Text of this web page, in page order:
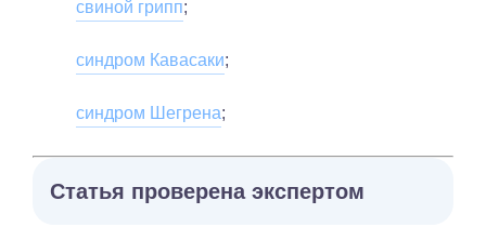
свиной грипп;
синдром Кавасаки;
синдром Шегрена;
Статья проверена экспертом